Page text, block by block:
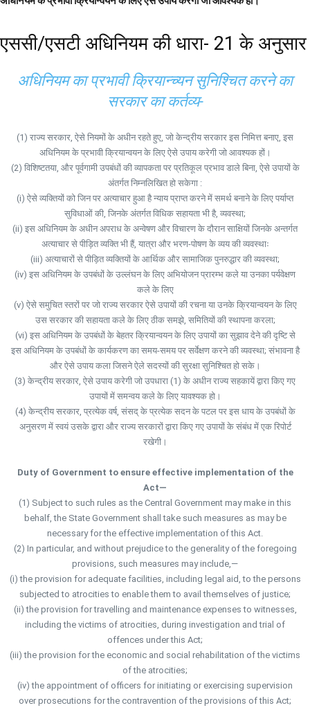
एससी/एसटी अधिनियम की धारा- 21 के अनुसार
अधिनियम का प्रभावी क्रियान्च्यन सुनिश्चित करने का
सरकार का कर्तव्य-
(1) राज्य सरकार, ऐसे नियमों के अधीन रहते हुए, जो केन्द्रीय सरकार इस निमित्त बनाए, इस
अधिनियम के प्रभावी क्रियान्वयन के लिए ऐसे उपाय करेगी जो आवश्यक हों।
(2) विशिष्टतया, और पूर्वगामी उपबंधों की व्यापकता पर प्रतिकूल प्रभाव डाले बिना, ऐसे उपायों के
अंतर्गत निम्नलिखित हो सकेगा :
(i) ऐसे व्यक्तियों को जिन पर अत्याचार हुआ है न्याय प्राप्त करने में समर्थ बनाने के लिए पर्याप्त
सुविधाओं की, जिनके अंतर्गत विधिक सहायता भी है, व्यवस्था;
(ii) इस अधिनियम के अधीन अपराध के अन्वेषण और विचारण के दौरान साक्षियों जिनके अन्तर्गत
अत्याचार से पीड़ित व्यक्ति भी हैं, यात्रा और भरण-पोषण के व्यय की व्यवस्थाः
(iii) अत्याचारों से पीड़ित व्यक्तियों के आर्थिक और सामाजिक पुनरुद्धार की व्यवस्था;
(iv) इस अधिनियम के उपबंधों के उल्लंघन के लिए अभियोजन प्रारम्भ कले या उनका पर्यवेक्षण
कले के लिए
(v) ऐसे समुचित स्तरों पर जो राज्य सरकार ऐसे उपायों की रचना या उनके क्रियान्वयन के लिए
उस सरकार की सहायता कले के लिए ठीक समझे, समितियों की स्थापना करला;
(vi) इस अधिनियम के उपबंधों के बेहतर क्रियान्वयन के लिए उपायों का सुझाव देने की दृष्टि से
इस अधिनियम के उपबंधों के कार्यकरण का समय-समय पर सर्वेक्षण करने की व्यवस्था; संभावना है
और ऐसे उपाय कला जिसने ऐले सदस्यों की सुरक्षा सुनिश्चित हो सके।
(3) केन्द्रीय सरकार, ऐसे उपाय करेगी जो उपधारा (1) के अधीन राज्य सहकायें द्वारा किए गए
उपायों में समन्वय कले के लिए यावश्यक हो।
(4) केन्द्रीय सरकार, प्रत्येक वर्ष, संसद् के प्रत्येक सदन के पटल पर इस धाय के उपबंधों के
अनुसरण में स्वयं उसके द्वारा और राज्य सरकारों द्वारा किए गए उपायों के संबंध में एक रिपोर्ट
रखेगी।
Duty of Government to ensure effective implementation of the
Act—
(1) Subject to such rules as the Central Government may make in this
behalf, the State Government shall take such measures as may be
necessary for the effective implementation of this Act.
(2) In particular, and without prejudice to the generality of the foregoing
provisions, such measures may include,—
(i) the provision for adequate facilities, including legal aid, to the persons
subjected to atrocities to enable them to avail themselves of justice;
(ii) the provision for travelling and maintenance expenses to witnesses,
including the victims of atrocities, during investigation and trial of
offences under this Act;
(iii) the provision for the economic and social rehabilitation of the victims
of the atrocities;
(iv) the appointment of officers for initiating or exercising supervision
over prosecutions for the contravention of the provisions of this Act;